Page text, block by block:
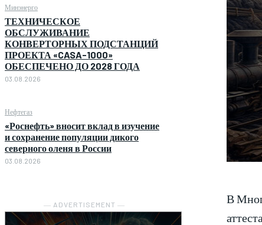
Минэнерго
ТЕХНИЧЕСКОЕ
ОБСЛУЖИВАНИЕ
КОНВЕРТОРНЫХ ПОДСТАНЦИЙ
ПРОЕКТА «CASA-1000»
ОБЕСПЕЧЕНО ДО 2028 ГОДА
03.08.2026
Нефтегаз
«Роснефть» вносит вклад в изучение
и сохранение популяции дикого
северного оленя в России
03.08.2026
― ADVERTISEMENT ―
В